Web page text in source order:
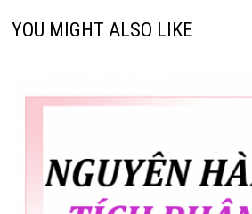
YOU MIGHT ALSO LIKE